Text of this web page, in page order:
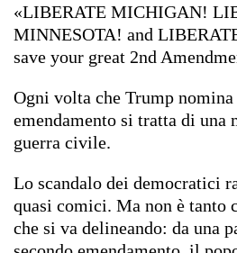
«LIBERATE MICHIGAN!
MINNESOTA! and
save your great 2nd
Ogni volta che Trump
emendamento si tratta di una
guerra civile.
Lo scandalo dei democratici
quasi comici. Ma non è tanto
che si va delineando: da una